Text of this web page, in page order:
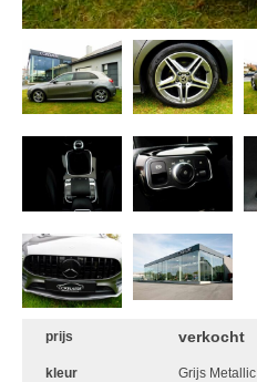
prijs verkocht
kleur Grijs Metallic